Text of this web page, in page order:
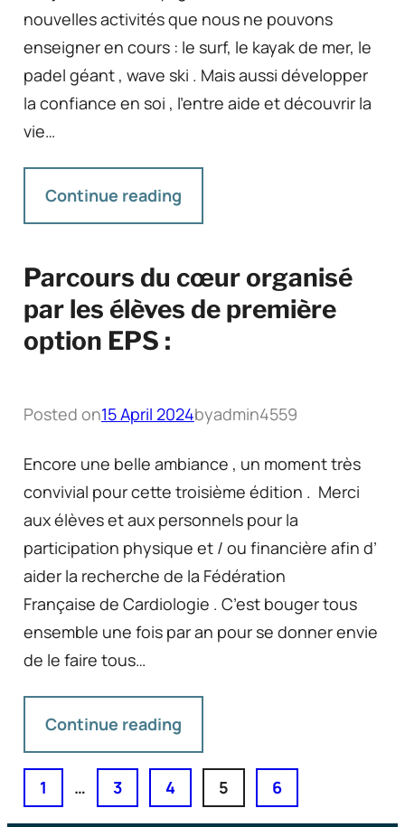
nouvelles activités que nous ne pouvons
enseigner en cours : le surf, le kayak de mer, le
padel géant , wave ski . Mais aussi développer
la confiance en soi , l’entre aide et découvrir la
vie…
Continue reading
Parcours du cœur organisé
par les élèves de première
option EPS :
Posted on15 April 2024byadmin4559
Encore une belle ambiance , un moment très
convivial pour cette troisième édition . Merci
aux élèves et aux personnels pour la
participation physique et / ou financière afin d’
aider la recherche de la Fédération
Française de Cardiologie . C’est bouger tous
ensemble une fois par an pour se donner envie
de le faire tous…
Continue reading
1 … 3 4 5 6